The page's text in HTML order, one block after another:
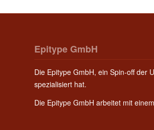
Epitype GmbH
Die Epitype GmbH, ein Spin-off der
spezialisiert hat.
Die Epitype GmbH arbeitet mit